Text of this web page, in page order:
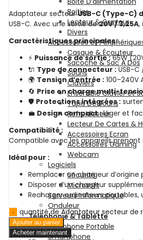
Boitier
Lecteur & Graveur
Divers
Accessoires et
Casque & Écouteur
Sacoche & Sac A Dos
Souris
Claviers
Ensemble Clavier et
Tapis De Souris
Refroidisseur
Lecteur De Cartes &
Accessoires Ecran
Accessoires Gaming
Webcam
Logiciels
Sécurité
Microsoft
Serveurs Informatique
Onduleur
Téléphonie & Tablette
Téléphone Portable
Smartphone
Adaptateur secteurUSB-C (Type-C)
USB-C. Avec une sortie de20V / 3,25A,
Caractéristiques principales :
⚡ Puissance de sortie :65W
🔌 Type de connecteur :USB-C
🌍 Tension d’entrée : 100–240V
🔄 Prise en charge multi-
🛡️ Protections intégrées :
💼 Design compact :léger et
Compatibilité :
Compatible avec les appareils
Idéal pour :
Remplacer un chargeur
Disposer d’un chargeur
Recharger ordinateurs
quantité de Adaptateur secteur de
Ajouter au panier
Acheter maintenant